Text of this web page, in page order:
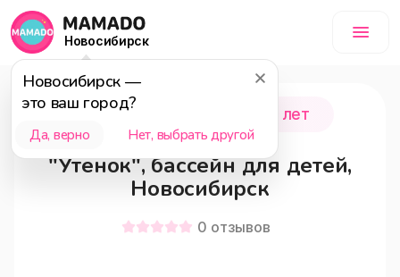
Новосибирск
Новосибирск —
это ваш город?
Да, верно Нет, выбрать другой
Новосибирск 0 - 18 лет
"Утенок", бассейн для детей,
Новосибирск
0 отзывов